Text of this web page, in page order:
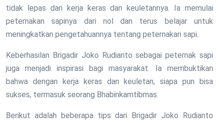
tidak lepas dari kerja keras dan keuletannya. Ia memulai
peternakan sapinya dari nol dan terus belajar untuk
meningkatkan pengetahuannya tentang peternakan sapi.
Keberhasilan Brigadir Joko Rudianto sebagai peternak sapi
juga menjadi inspirasi bagi masyarakat. Ia membuktikan
bahwa dengan kerja keras dan keuletan, siapa pun bisa
sukses, termasuk seorang Bhabinkamtibmas.
Berikut adalah beberapa tips dari Brigadir Joko Rudianto